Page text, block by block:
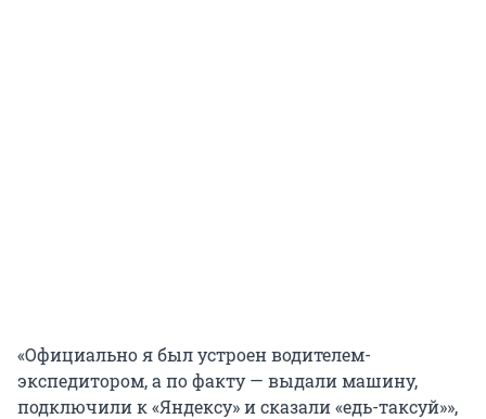
«Официально я был устроен водителем-
экспедитором, а по факту — выдали машину,
подключили к «Яндексу» и сказали «едь-таксуй»»,